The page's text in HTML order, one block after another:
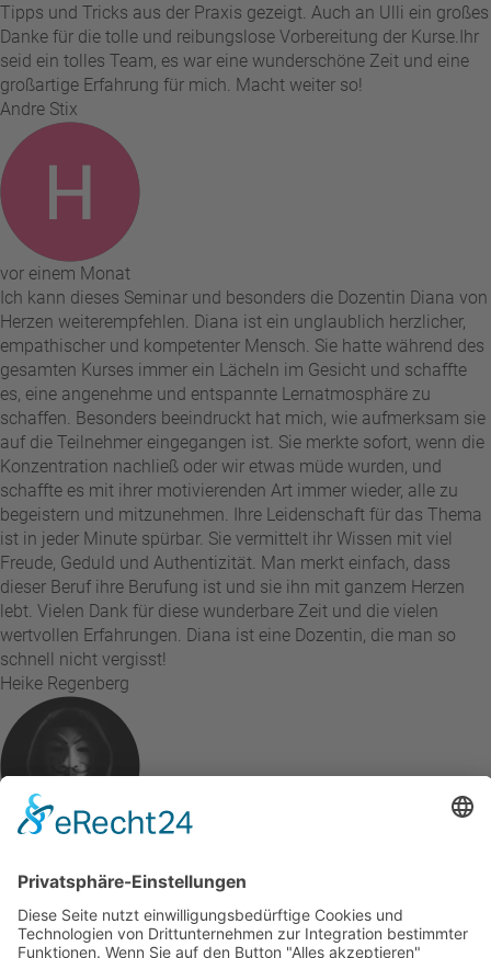
Tipps und Tricks aus der Praxis gezeigt. Auch an Ulli ein großes
Danke für die tolle und reibungslose Vorbereitung der Kurse. ​Ihr
seid ein tolles Team, es war eine wunderschöne Zeit und eine
großartige Erfahrung für mich. Macht weiter so!
Andre Stix
vor einem Monat
Ich kann dieses Seminar und besonders die Dozentin Diana von
Herzen weiterempfehlen. Diana ist ein unglaublich herzlicher,
empathischer und kompetenter Mensch. Sie hatte während des
gesamten Kurses immer ein Lächeln im Gesicht und schaffte
es, eine angenehme und entspannte Lernatmosphäre zu
schaffen. Besonders beeindruckt hat mich, wie aufmerksam sie
auf die Teilnehmer eingegangen ist. Sie merkte sofort, wenn die
Konzentration nachließ oder wir etwas müde wurden, und
schaffte es mit ihrer motivierenden Art immer wieder, alle zu
begeistern und mitzunehmen. Ihre Leidenschaft für das Thema
ist in jeder Minute spürbar. Sie vermittelt ihr Wissen mit viel
Freude, Geduld und Authentizität. Man merkt einfach, dass
dieser Beruf ihre Berufung ist und sie ihn mit ganzem Herzen
lebt. Vielen Dank für diese wunderbare Zeit und die vielen
wertvollen Erfahrungen. Diana ist eine Dozentin, die man so
schnell nicht vergisst!
Heike Regenberg
Der Ablauf verlief ohne jegliche Komplikationen. Die Lehrkräfte
und Dozenten waren äußerst freundlich. Die Korrekturen
erfolgten stets in kürzester Zeit. Auf Anfragen erhielt ich prompt
und kompetent Rückmeldungen. Ich beabsichtige, mich auch